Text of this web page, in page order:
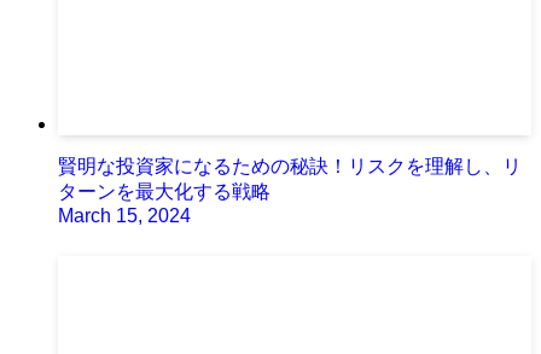
賢明な投資家になるための秘訣！リスクを理解し、リ
ターンを最大化する戦略
March 15, 2024